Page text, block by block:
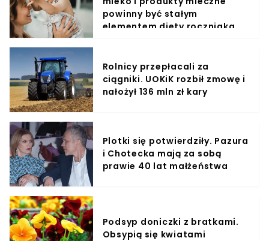
powinny być stałym
elementem diety roczniaka
Rolnicy przepłacali za
ciągniki. UOKiK rozbił zmowę i
nałożył 136 mln zł kary
Plotki się potwierdziły. Pazura
i Chotecka mają za sobą
prawie 40 lat małżeństwa
Podsyp doniczki z bratkami.
Obsypią się kwiatami